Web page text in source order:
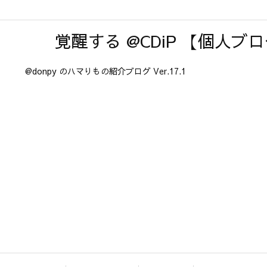
覚醒する @CDiP 【個人ブ
@donpy のハマりもの紹介ブログ Ver.17.1